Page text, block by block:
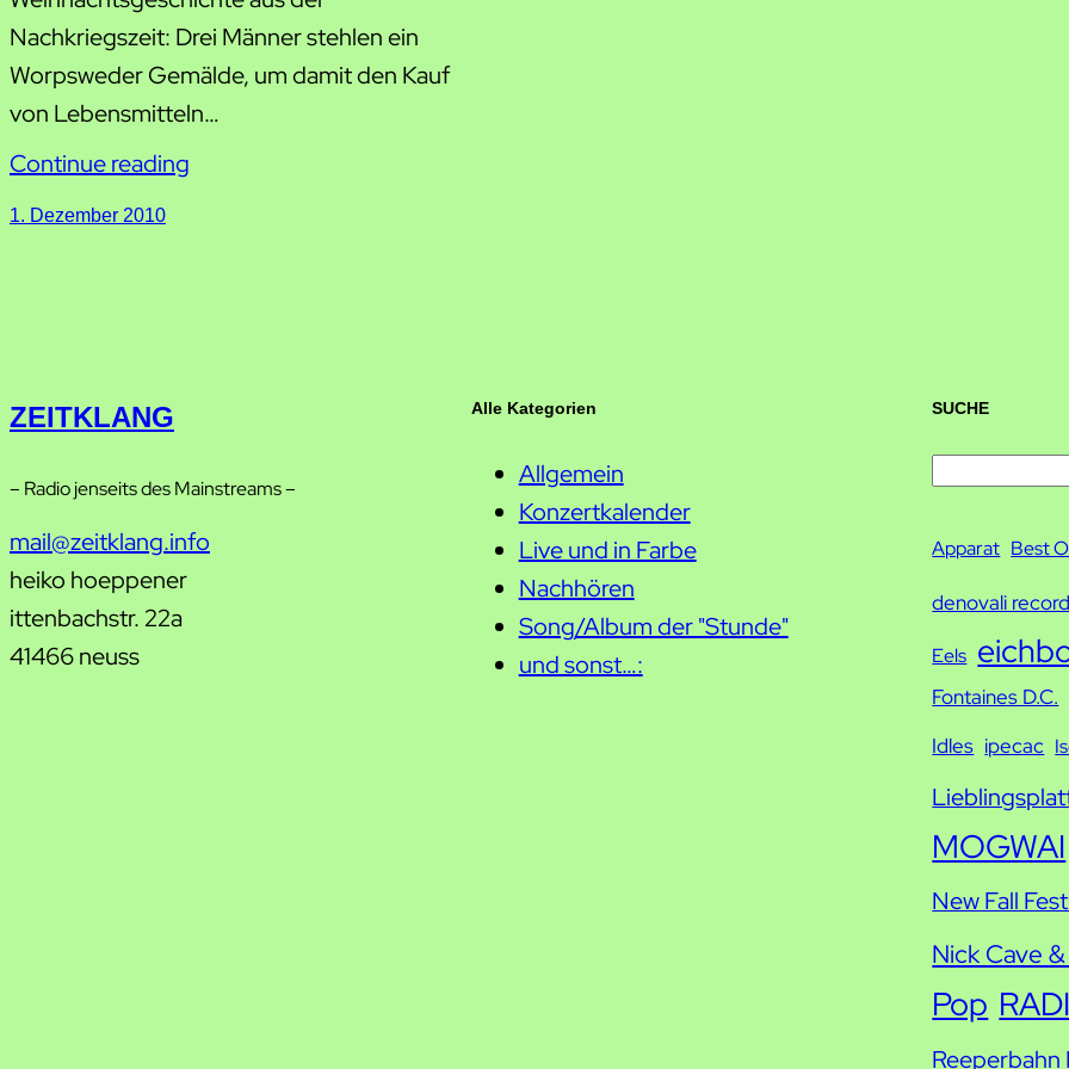
Nachkriegszeit: Drei Männer stehlen ein
Worpsweder Gemälde, um damit den Kauf
von Lebensmitteln…
Continue reading
1. Dezember 2010
ZEITKLANG
– Radio jenseits des Mainstreams –
mail@zeitklang.info
heiko hoeppener
ittenbachstr. 22a
41466 neuss
Alle Kategorien
Allgemein
Konzertkalender
Live und in Farbe
Nachhören
Song/Album der "Stunde"
und sonst…:
SUCHE
c
Apparat Best
denovali
Eels
Fontaines D.C.
Idles ipecac
MOGWAI
New Fall
Nick Cave
Pop
Reeperbahn